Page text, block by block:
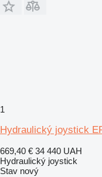
1
Hydraulický joystick
669,40 € 34 440 UAH
Hydraulický joystick
Stav nový